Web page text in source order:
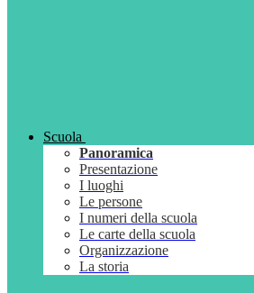
Scuola
Panoramica
Presentazione
I luoghi
Le persone
I numeri della scuola
Le carte della scuola
Organizzazione
La storia